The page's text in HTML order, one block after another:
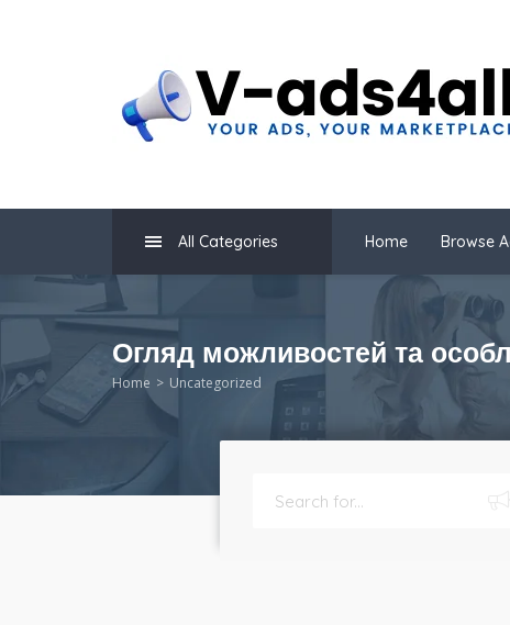
All Categories Home Browse
Огляд можливостей та
Home Uncategorized